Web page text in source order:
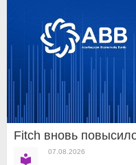
Fitch вновь
07.08.2026